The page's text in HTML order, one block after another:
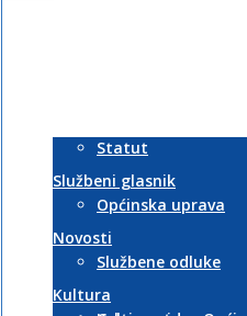
Statut
Općinska uprava
Službene odluke
Službeni glasnik
Novosti
Kultura